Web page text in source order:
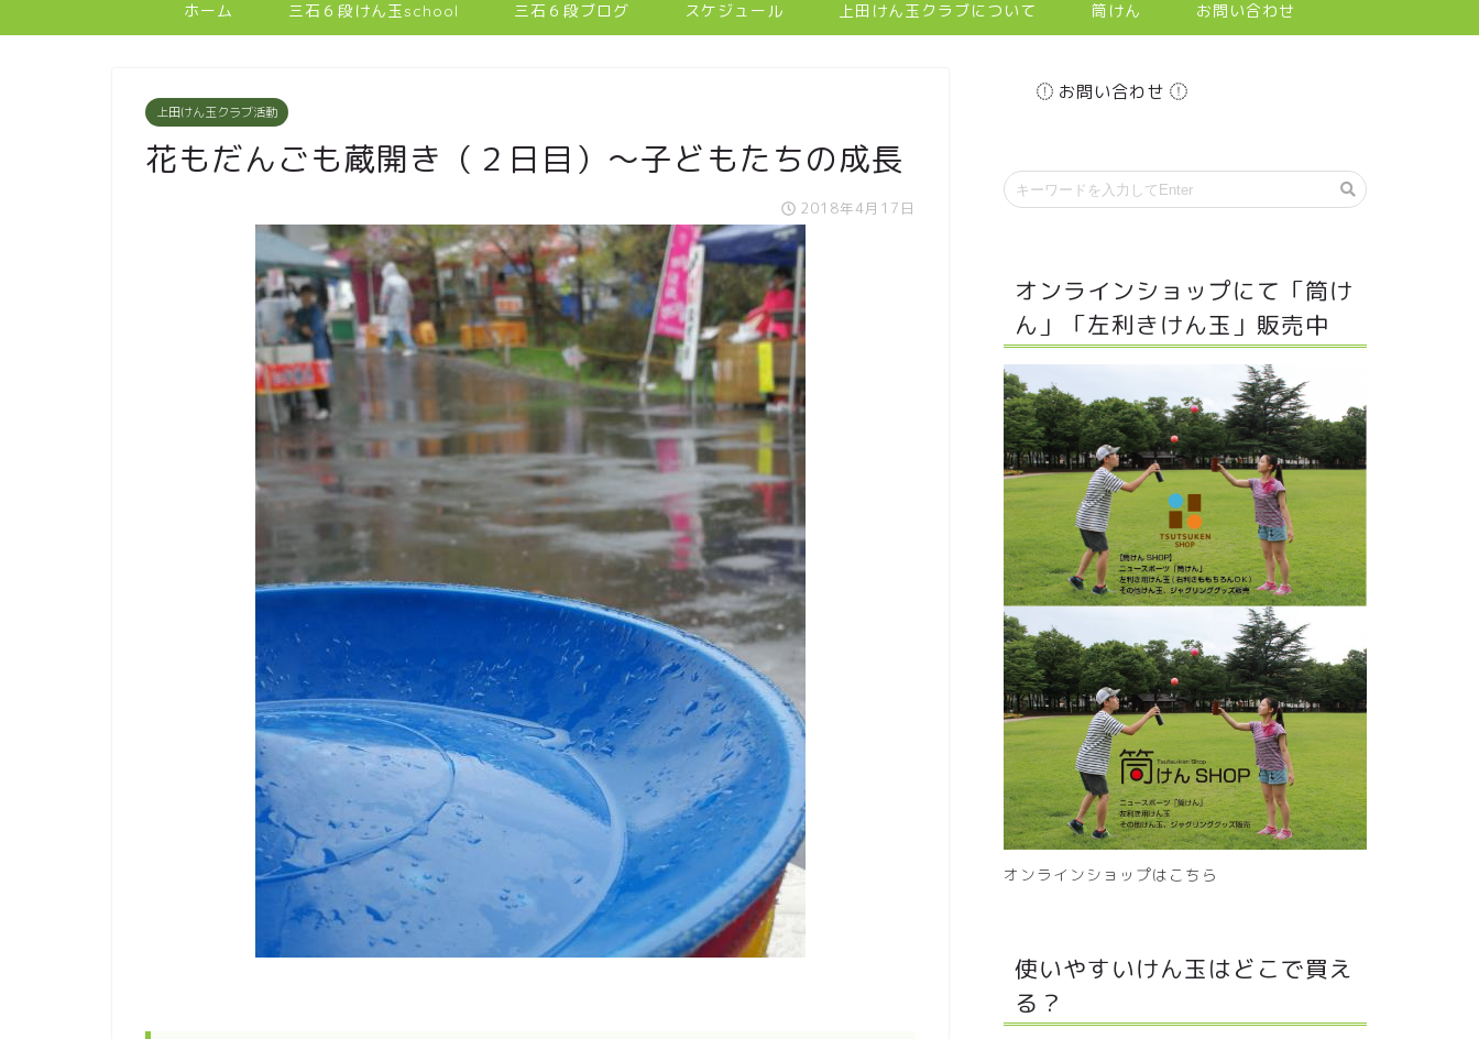
ホーム 三石６段けん玉school 三石６段ブログ スケジュール 上田けん玉クラブについて 筒けん お問い合わせ
上田けん玉クラブ活動
花もだんごも蔵開き（２日目）～子どもたちの成長
2018年4月17日
お問い合わせ
オンラインショップにて「筒け
ん」「左利きけん玉」販売中
オンラインショップはこちら
使いやすいけん玉はどこで買え
る？